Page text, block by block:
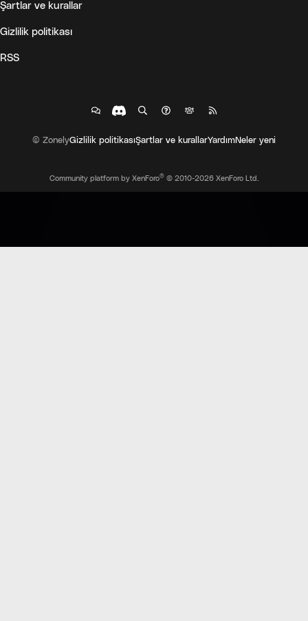
Şartlar ve kurallar
Gizlilik politikası
RSS
© ZonelyGizlilik politikasıŞartlar ve kurallarYardımNeler yeni
Community platform by XenForo® © 2010-2026 XenForo Ltd.